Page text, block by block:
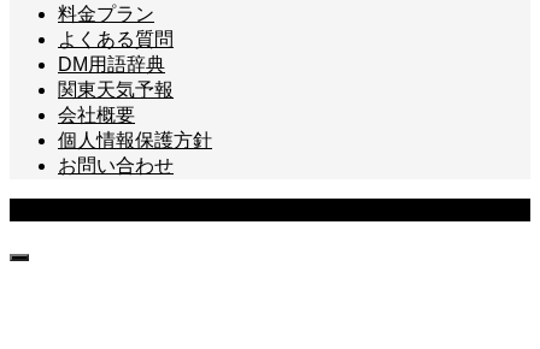
料金プラン
よくある質問
DM用語辞典
関東天気予報
会社概要
個人情報保護方針
お問い合わせ